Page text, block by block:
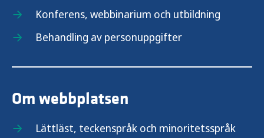
Konferens, webbinarium och utbildning
Behandling av personuppgifter
Om webbplatsen
Lättläst, teckenspråk och minoritetsspråk